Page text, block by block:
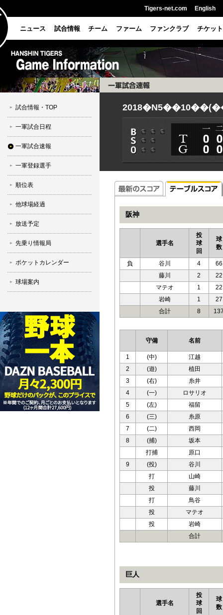
Tigers-net.com English
ニュース 試合情報 チーム ファーム ファンクラブ チケット
試合情報・TOP
一軍試合日程
一軍試合速報
一軍登録選手
順位表
他球場経過
放送予定
先乗り情報局
ポケットカレンダー
球場案内
阪神
選手名
投
球
回
球
数
負 谷川 4
66
藤川
2
22
マテオ
1
22
岩崎
1
27
合計
8
守備 名前
1 (中)
江越
2
(遊)
植田
3
(右)
糸井
4
(一)
ロサリオ
5
(左)
福留
6
(三)
糸原
7
(二)
西岡
8
(捕)
坂本
打捕
原口
9
(投)
谷川
打
山崎
投
藤川
打
鳥谷
投
マテオ
投
岩崎
合計
巨人
選手名
投
球
回
球
数